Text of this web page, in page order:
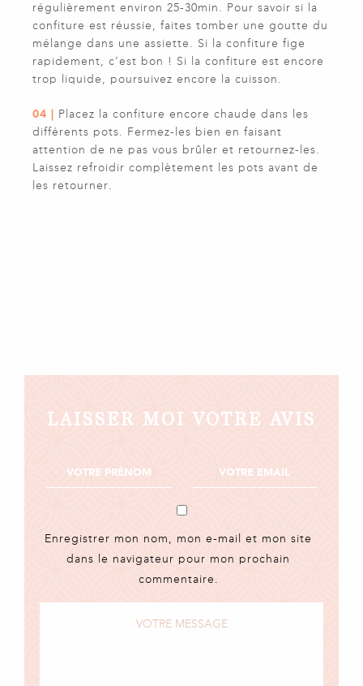
régulièrement environ 25-30min. Pour savoir si la
confiture est réussie, faites tomber une goutte du
mélange dans une assiette. Si la confiture fige
rapidement, c’est bon ! Si la confiture est encore
trop liquide, poursuivez encore la cuisson.
04 | Placez la confiture encore chaude dans les
différents pots. Fermez-les bien en faisant
attention de ne pas vous brûler et retournez-les.
Laissez refroidir complètement les pots avant de
les retourner.
LAISSER MOI VOTRE AVIS
Enregistrer mon nom, mon e-mail et mon site
dans le navigateur pour mon prochain
commentaire.